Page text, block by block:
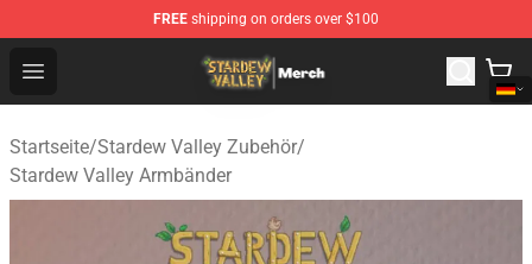
FREE shipping on orders over $100
Open menu
Stardew Valley Store - Official Stardew Valley
Startseite/Stardew Valley Zubehör/
Stardew Valley Armbänder